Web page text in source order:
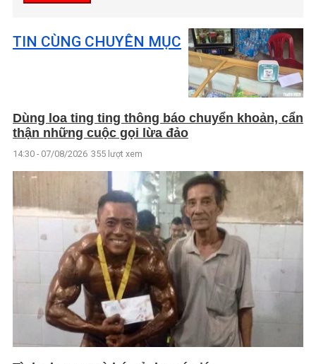
TIN CÙNG CHUYÊN MỤC
Dùng loa ting ting thông báo chuyển khoản, cẩn
thận những cuộc gọi lừa đảo
14:30 - 07/08/2026 355 lượt xem